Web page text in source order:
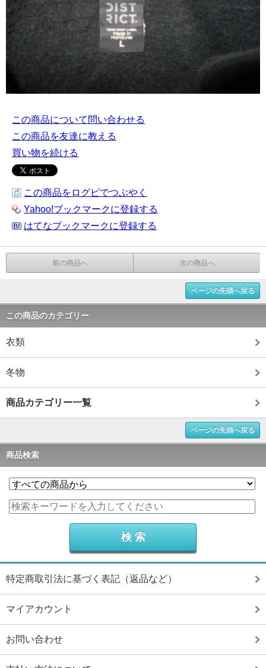
この商品について問い合わせる
この商品を友達に教える
買い物を続ける
この商品をログピでつぶやく
Yahoo!ブックマークに登録する
はてなブックマークに登録する
前の商品へ 次の商品へ
ページの先頭へ戻る
この商品のカテゴリー
衣類
冬物
商品カテゴリー一覧
ページの先頭へ戻る
商品検索
特定商取引法に基づく表記（返品など）
マイアカウント
お問い合わせ